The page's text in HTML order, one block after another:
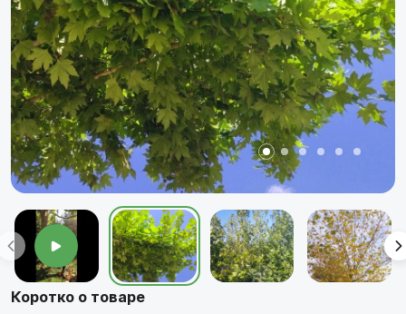
Коротко о товаре